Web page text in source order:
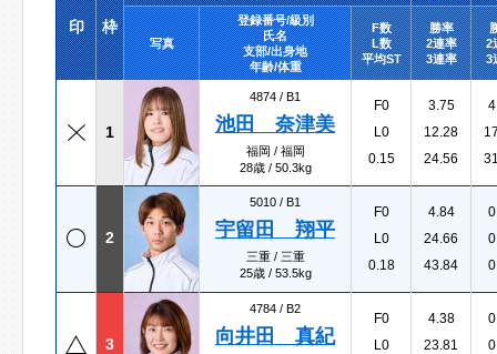
印 枠
写真
登録番号/級別
氏名
支部/出身地
年齢/体重
F数
L数
平均ST
勝率
2連率
3連率
2
3
1
4874 / B1
池田 奈津美
福岡 / 福岡
28歳 / 50.3kg
F0
L0
0.15
3.75
12.28
24.56
2
5010 / B1
宇留田 翔平
三重 / 三重
25歳 / 53.5kg
F0
L0
0.18
4.84
24.66
43.84
3
4784 / B2
向井田 真紀
F0
L0
4.38
23.81